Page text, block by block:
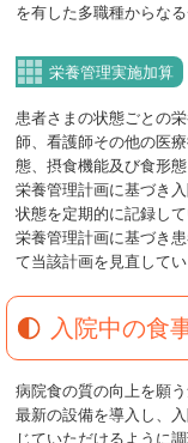
を有した多職種からな
栄養管理実施加算
患者さまの状態ごとの
師、看護師その他の医
態、摂食機能及び食形
栄養管理計画に基づき
状態を定期的に記録して
栄養管理計画に基づき
て当該計画を見直してい
入院中の食
病院食の質の向上を願
最新の設備を導入し、
じていただけるように